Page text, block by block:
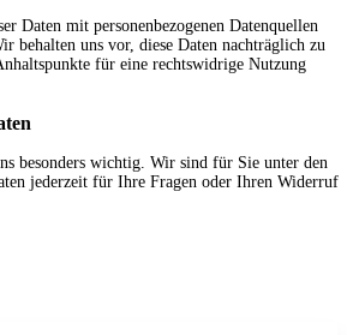
Daten mit personenbezogenen Datenquellen
behalten uns vor, diese Daten nachträglich zu
für eine rechtswidrige Nutzung
besonders wichtig. Wir sind für Sie unter den
jederzeit für Ihre Fragen oder Ihren Widerruf